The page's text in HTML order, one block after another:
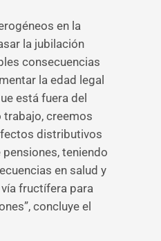
en la
la jubilación
consecuencias
la edad legal
está fuera del
trabajo, creemos
distributivos
teniendo
en salud y
fructífera para
concluye el